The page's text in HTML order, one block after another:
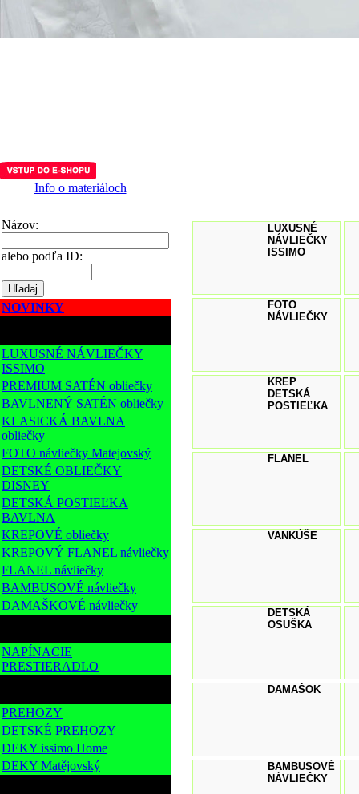
Info o materiáloch
Názov:
alebo podľa ID:
NOVINKY
LUXUSNÉ NÁVLIEČKY
ISSIMO
PREMIUM SATÉN obliečky
BAVLNENÝ SATÉN obliečky
KLASICKÁ BAVLNA
obliečky
FOTO návliečky Matejovský
DETSKÉ OBLIEČKY
DISNEY
DETSKÁ POSTIEĽKA
BAVLNA
KREPOVÉ obliečky
KREPOVÝ FLANEL návliečky
FLANEL návliečky
BAMBUSOVÉ návliečky
DAMAŠKOVÉ návliečky
NAPÍNACIE
PRESTIERADLO
PREHOZY
DETSKÉ PREHOZY
DEKY issimo Home
DEKY Matějovský
LUXUSNÉ
NÁVLIEČKY
ISSIMO
FOTO
NÁVLIEČKY
KREP
DETSKÁ
POSTIEĽKA
FLANEL
VANKÚŠE
DETSKÁ
OSUŠKA
DAMAŠOK
BAMBUSOVÉ
NÁVLIEČKY